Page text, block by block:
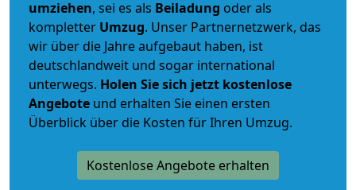
umziehen, sei es als Beiladung oder als
kompletter Umzug. Unser Partnernetzwerk, das
wir über die Jahre aufgebaut haben, ist
deutschlandweit und sogar international
unterwegs. Holen Sie sich jetzt kostenlose
Angebote und erhalten Sie einen ersten
Überblick über die Kosten für Ihren Umzug.
Kostenlose Angebote erhalten